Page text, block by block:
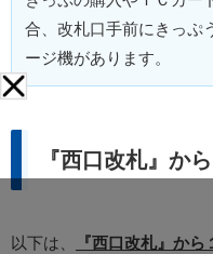
合、改札口手前にきっぷ
ージ機があります。
『西口改札』か
以下は、 『西口改札』か